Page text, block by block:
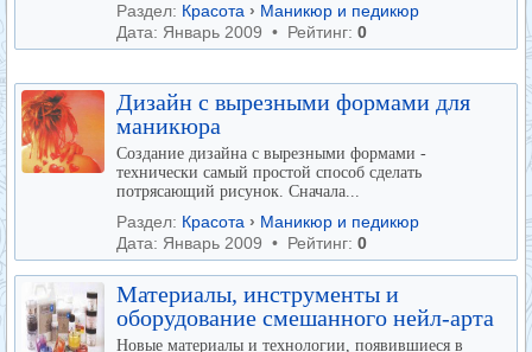
Раздел: Красота › Маникюр и педикюр
Дата: Январь 2009 • Рейтинг: 0
Дизайн с вырезными формами для
маникюра
Создание дизайна с вырезными формами -
технически самый простой способ сделать
потрясающий рисунок. Сначала...
Раздел: Красота › Маникюр и педикюр
Дата: Январь 2009 • Рейтинг: 0
Материалы, инструменты и
оборудование смешанного нейл-арта
Новые материалы и технологии, появившиеся в